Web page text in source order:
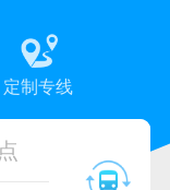
定制专线